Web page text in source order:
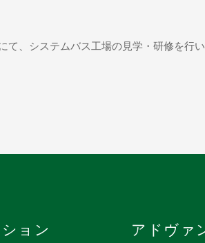
て、システムバス工場の見学・研修を行い
ョン アドヴァ